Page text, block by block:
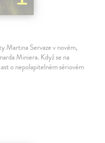
Martina Servaze v novém,
Miniera. Když se na
o nepolapitelném sériovém